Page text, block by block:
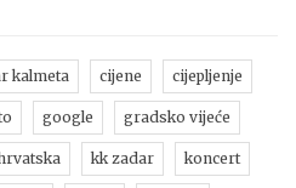
kalmeta cijene cijepljenje
google gradsko vijeće
kk zadar koncert